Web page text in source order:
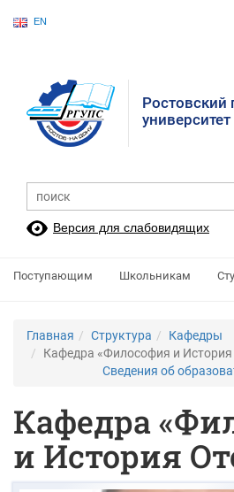
EN
Ростовский
Версия для слабовидящих
Поступающим Школьникам
Главная Структура
Кафедры
Кафедра «Философия и История
Сведения об
Кафедра
и История